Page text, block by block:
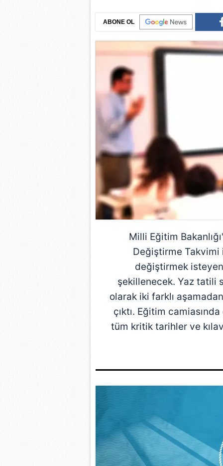
ABONE OL
Milli Eğitim
Değiştirme
değiştirmek
şekillenecek. Yaz tatili
olarak iki farklı
çıktı. Eğitim
tüm kritik tarihler ve